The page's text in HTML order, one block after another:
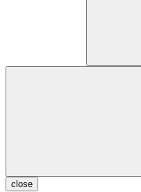
close